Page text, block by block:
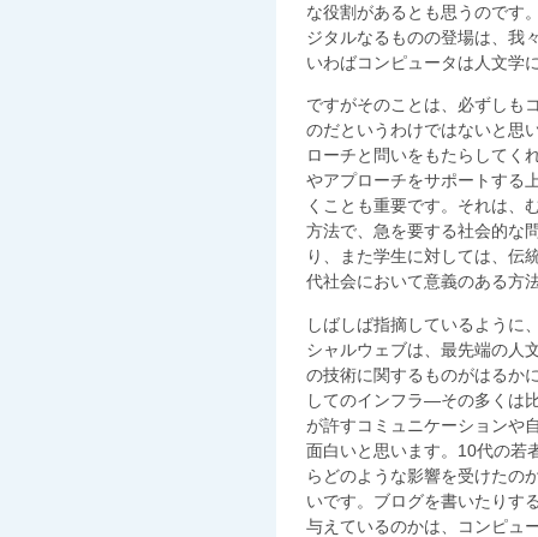
な役割があるとも思うのです
ジタルなるものの登場は、我
いわばコンピュータは人文学
ですがそのことは、必ずしも
のだというわけではないと思
ローチと問いをもたらしてく
やアプローチをサポートする
くことも重要です。それは、
方法で、急を要する社会的な
り、また学生に対しては、伝
代社会において意義のある方
しばしば指摘しているように
シャルウェブは、最先端の人
の技術に関するものがはるか
してのインフラ―その多くは
が許すコミュニケーションや
面白いと思います。10代の若
らどのような影響を受けたの
いです。ブログを書いたりす
与えているのかは、コンピュ